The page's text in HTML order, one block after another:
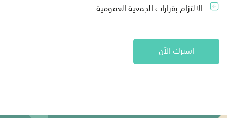
الالتزام بقرارات الجمعية العمومية.
اشترك الآن